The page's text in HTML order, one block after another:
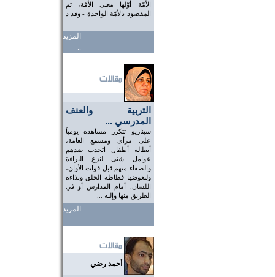
الأمّة أوّلها معنى الأمّة، ثم
المقصود بالأمّة الواحدة - وقد ذ
المزيد
..
التربية والعنف
المدرسي ...
سيناريو تتكرر مشاهده يومياً
على مرأى ومسمع العامة،
أبطاله أطفال اتحدت ضدهم
عوامل شتى لنزع البراءة
والصفاء منهم قبل فوات الأوان،
ولتعوضها فظاظة الخلق وبذاءة
اللسان. أمام المدارس أو في
الطريق منها وإليه ...
المزيد
..
أحمد رضي